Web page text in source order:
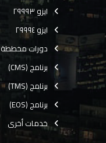
ايزو ٢٩٩٩٣
ايزو ٢٩٩٩٤
دورات مخططة
برنامج (CMS)
برنامج (TMS)
برنامج (EOS)
خدمات أخرى